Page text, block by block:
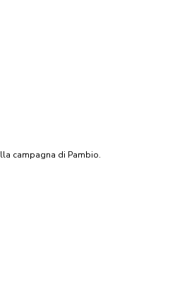
campagna di Pambio.